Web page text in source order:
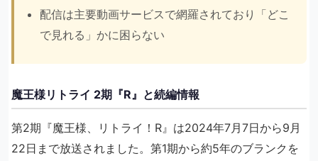
配信は主要動画サービスで網羅されており「どこ
で見れる」かに困らない
魔王様リトライ 2期『R』と続編情報
第2期『魔王様、リトライ！R』は2024年7月7日から9月
22日まで放送されました。第1期から約5年のブランクを